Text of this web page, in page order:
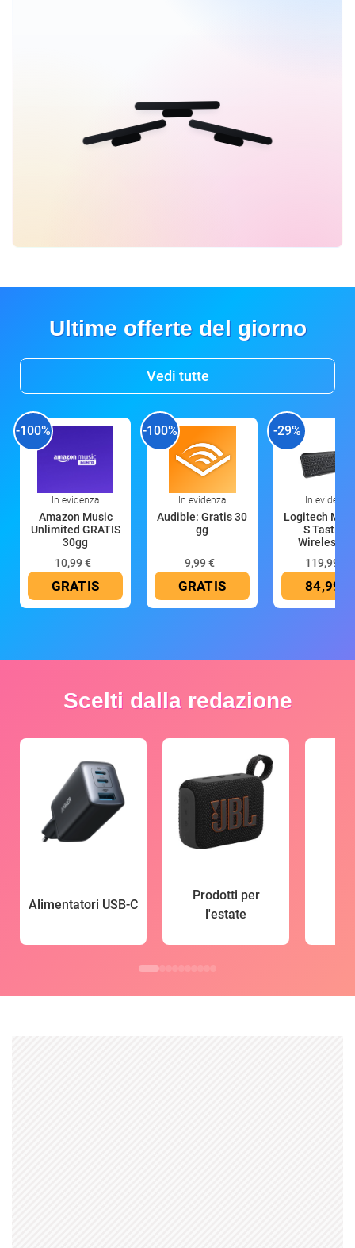
Ultime offerte del giorno
Vedi tutte
-100%
In evidenza
Amazon Music
Unlimited GRATIS
30gg
10,99 €
GRATIS
-100%
In evidenza
Audible: Gratis 30
gg
9,99 €
GRATIS
-29%
In evidenza
Logitech MX
S Tastiera
Wireless
119,99 €
84,99 €
Scelti dalla redazione
Alimentatori USB-C
Prodotti per
l'estate